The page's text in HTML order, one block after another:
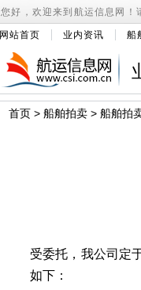
您好，欢迎来到航运信息网！
网站首页 业内资讯 船
首页 > 船舶拍卖 > 船舶拍
受委托，我公司定
如下：